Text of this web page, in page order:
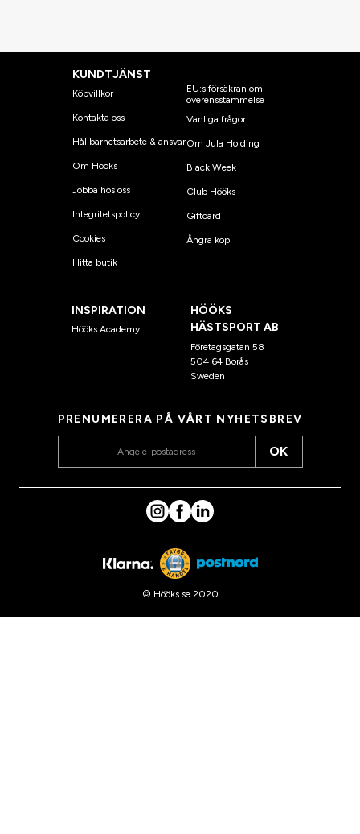
KUNDTJÄNST
Köpvillkor
Kontakta oss
Hållbarhetsarbete & ansvar
Om Hööks
Jobba hos oss
Integritetspolicy
Cookies
Hitta butik
EU:s försäkran om
överensstämmelse
Vanliga frågor
Om Jula Holding
Black Week
Club Hööks
Giftcard
Ångra köp
INSPIRATION
Hööks Academy
HÖÖKS
HÄSTSPORT AB
Företagsgatan 58
504 64 Borås
Sweden
PRENUMERERA PÅ VÅRT NYHETSBREV
OK
© Hööks.se 2020